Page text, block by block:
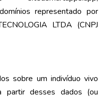
representado por
LTDA (CNPJ
sobre um indivíduo vivo
partir desses dados (ou